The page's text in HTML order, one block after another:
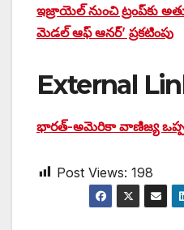
ఇజ్రాయెల్ నుంచి ట్రంప్‌కు
మెడల్ ఆఫ్ ఆనర్’ ప్రకటింపు
External
భారత్-అమెరికా వాణిజ్య
Post Views: 198